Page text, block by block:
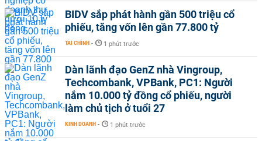
BIDV sắp phát hành gần 500 triệu cổ
phiếu, tăng vốn lên gần 77.800 tỷ
TÀI CHÍNH - 1 phút trước
Dàn lãnh đạo GenZ nhà Vingroup,
Techcombank, VPBank, PC1: Người
nắm 10.000 tỷ đồng cổ phiếu, người
làm chủ tịch ở tuổi 27
KINH DOANH - 1 phút trước